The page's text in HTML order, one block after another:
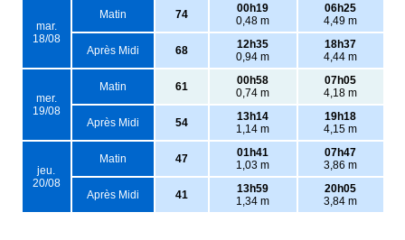
mar.
18/08
Matin 74
00h19
0,48 m
06h25
4,49 m
Après Midi 68
12h35
0,94 m
18h37
4,44 m
mer.
19/08
Matin 61
00h58
0,74 m
07h05
4,18 m
Après Midi 54
13h14
1,14 m
19h18
4,15 m
jeu.
20/08
Matin 47
01h41
1,03 m
07h47
3,86 m
Après Midi 41
13h59
1,34 m
20h05
3,84 m